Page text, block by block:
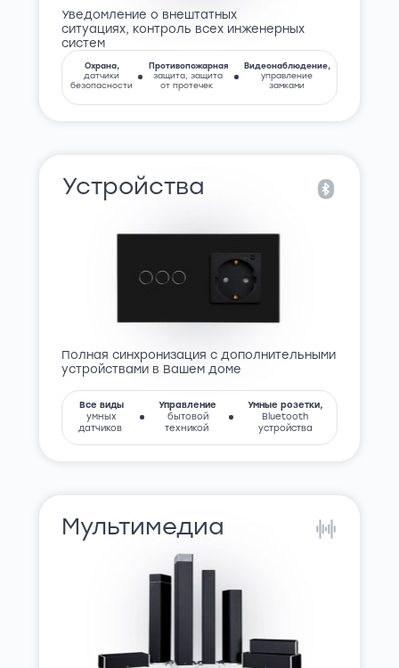
Уведомление о внештатных
ситуациях, контроль всех инженерных
систем
Охрана,
датчики
безопасности
Противопожарная
защита, защита
от протечек
Видеонаблюдение,
управление
замками
Устройства
Полная синхронизация с дополнительными
устройствами в Вашем доме
Все виды
умных
датчиков
Умные розетки,
Bluetooth
устройства
Управление
бытовой
техникой
Мультимедиа